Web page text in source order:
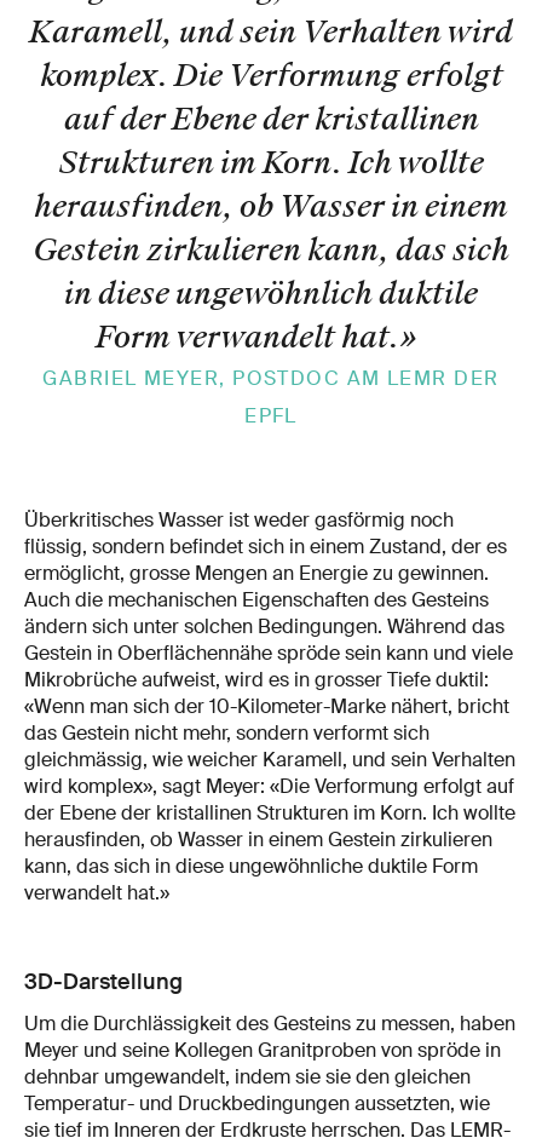
Karamell, und sein Verhalten wird
komplex. Die Verformung erfolgt
auf der Ebene der kristallinen
Strukturen im Korn. Ich wollte
herausfinden, ob Wasser in einem
Gestein zirkulieren kann, das sich
in diese ungewöhnlich duktile
Form verwandelt hat.»
GABRIEL MEYER, POSTDOC AM LEMR DER
EPFL
Überkritisches Wasser ist weder gasförmig noch
flüssig, sondern befindet sich in einem Zustand, der es
ermöglicht, grosse Mengen an Energie zu gewinnen.
Auch die mechanischen Eigenschaften des Gesteins
ändern sich unter solchen Bedingungen. Während das
Gestein in Oberflächennähe spröde sein kann und viele
Mikrobrüche aufweist, wird es in grosser Tiefe duktil:
«Wenn man sich der 10-Kilometer-Marke nähert, bricht
das Gestein nicht mehr, sondern verformt sich
gleichmässig, wie weicher Karamell, und sein Verhalten
wird komplex», sagt Meyer: «Die Verformung erfolgt auf
der Ebene der kristallinen Strukturen im Korn. Ich wollte
herausfinden, ob Wasser in einem Gestein zirkulieren
kann, das sich in diese ungewöhnliche duktile Form
verwandelt hat.»
3D-Darstellung
Um die Durchlässigkeit des Gesteins zu messen, haben
Meyer und seine Kollegen Granitproben von spröde in
dehnbar umgewandelt, indem sie sie den gleichen
Temperatur- und Druckbedingungen aussetzten, wie
sie tief im Inneren der Erdkruste herrschen. Das LEMR-